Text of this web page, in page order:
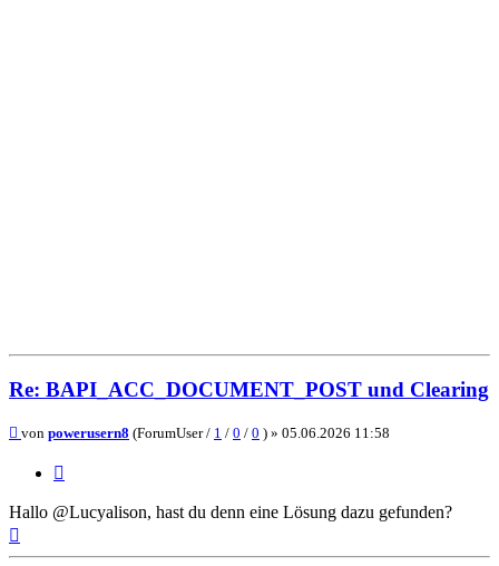
Re: BAPI_ACC_DOCUMENT_POST und Clearing
Beitrag
von powerusern8 (ForumUser / 1 / 0 / 0 ) » 05.06.2026 11:58
Hallo @Lucyalison, hast du denn eine Lösung dazu gefunden?